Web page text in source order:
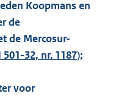
Koopmans en
de
de Mercosur-
501-32, nr. 1187);
voor